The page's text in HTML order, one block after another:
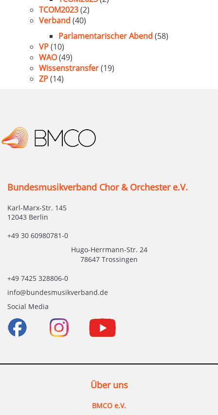
TCOM2023(2)
Verband (40)
Parlamentarischer Abend (58)
VP(10)
WAO(49)
Wissenstransfer(19)
ZP(14)
Bundesmusikverband Chor & Orchester e.V.
Karl-Marx-Str. 145
12043 Berlin
+49 30 60980781-0
Hugo-Herrmann-Str. 24
78647 Trossingen
+49 7425 328806-0
info@bundesmusikverband.de
Social Media
Über uns
BMCO e.V.